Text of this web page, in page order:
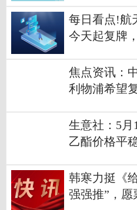
每日看点!航
今天起复牌
焦点资讯：
利物浦希望
生意社：5月
乙酯价格平
韩寒力挺《
强强推”，愿